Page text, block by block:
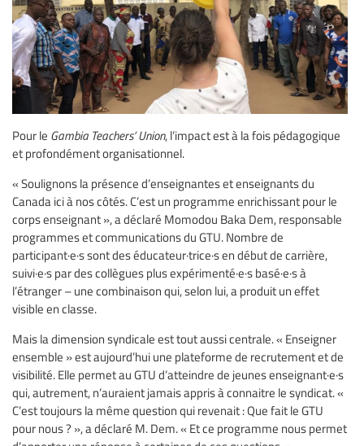
Pour le Gambia Teachers’ Union, l’impact est à la fois pédagogique
et profondément organisationnel.
« Soulignons la présence d’enseignantes et enseignants du
Canada ici à nos côtés. C’est un programme enrichissant pour le
corps enseignant », a déclaré Momodou Baka Dem, responsable
programmes et communications du GTU. Nombre de
participant·e·s sont des éducateur·trice·s en début de carrière,
suivi·e·s par des collègues plus expérimenté·e·s basé·e·s à
l’étranger – une combinaison qui, selon lui, a produit un effet
visible en classe.
Mais la dimension syndicale est tout aussi centrale. « Enseigner
ensemble » est aujourd’hui une plateforme de recrutement et de
visibilité. Elle permet au GTU d’atteindre de jeunes enseignant·e·s
qui, autrement, n’auraient jamais appris à connaitre le syndicat. «
C’est toujours la même question qui revenait : Que fait le GTU
pour nous ? », a déclaré M. Dem. « Et ce programme nous permet